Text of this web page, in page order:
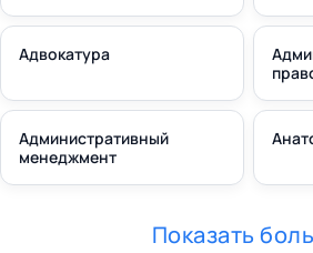
Адвокатура
Административный
менеджмент
Показать